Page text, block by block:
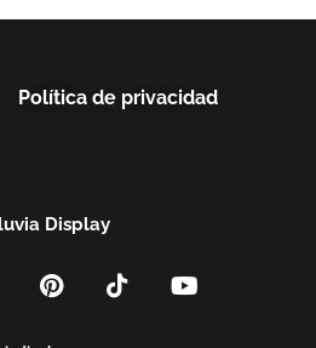
Política de privacidad
Display